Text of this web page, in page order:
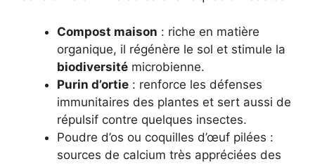
Compost maison : riche en matière
organique, il régénère le sol et stimule la
biodiversité microbienne.
Purin d’ortie : renforce les défenses
immunitaires des plantes et sert aussi de
répulsif contre quelques insectes.
Poudre d’os ou coquilles d’œuf pilées :
sources de calcium très appréciées des